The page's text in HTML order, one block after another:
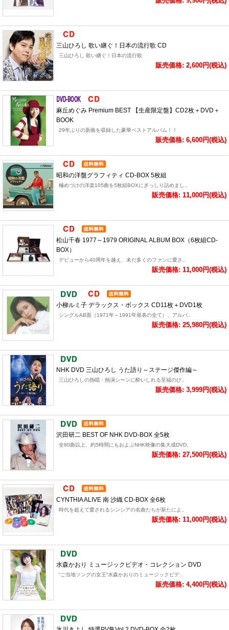
三山ひろし 歌い継ぐ！日本の流行歌 CD
三山ひろし 歌い継ぐ！日本の流行歌
販売価格: 2,600円(税込)
麻丘めぐみ Premium BEST 【生産限定盤】CD2枚＋DVD＋
BOOK
29年ぶりの新曲を収録した豪華ベストアルバム！！
販売価格: 6,600円(税込)
昭和の洋盤グラフィティ CD-BOX 5枚組
極めつけの洋楽105曲を5枚組BOXにぎっしり詰めまし..
販売価格: 11,000円(税込)
松山千春 1977～1979 ORIGINAL ALBUM BOX（6枚組CD-
BOX）
デビューから40周年を越え、未だ多くのファンに愛さ..
販売価格: 11,000円(税込)
小柳ルミ子 デラックス・ボックス CD11枚＋DVD1枚
シングルAB面（1971年～1991年発表の全て）、アルバ..
販売価格: 25,980円(税込)
NHK DVD 三山ひろし うた語り～ステージ傑作編～
三山ひろしの熱唱・熱演シーンに酔いしれる至福のひ..
販売価格: 3,999円(税込)
沢田研二 BEST OF NHK DVD-BOX 全5枚
全80曲以上、約5時間にもおよぶNHK映像の集大成DVD。
販売価格: 27,500円(税込)
CYNTHIA ALIVE 南 沙織 CD-BOX 全6枚
時代を超えて愛されるシンシアの名曲たちが新たによ..
販売価格: 11,000円(税込)
水森かおり ミュージックビデオ・コレクション DVD
“ご当地ソングの女王”水森かおりのミュージックビデ..
販売価格: 4,400円(税込)